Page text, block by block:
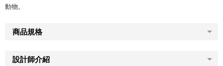
動物。
商品規格
設計師介紹